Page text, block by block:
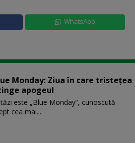
WhatsApp
Monday: Ziua în care tristețea
apogeul
este „Blue Monday”, cunoscută
cea mai...